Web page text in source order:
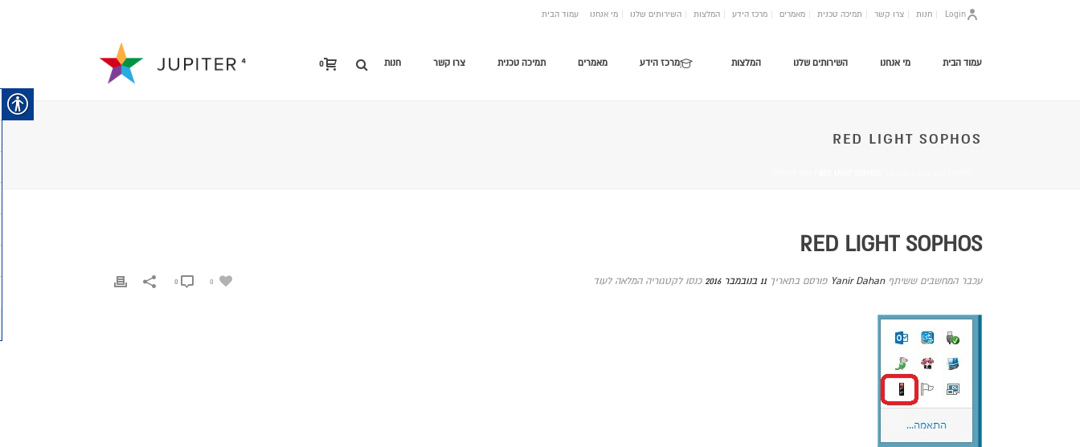
חנות צרו קשר תמיכה טכנית מאמרים מרכז הידע המלצות השירותים שלנו מי אנחנו עמוד הבית Login
חנות צרו קשר תמיכה טכנית מאמרים מרכז הידע המלצות השירותים שלנו מי אנחנו עמוד הבית 0
RED LIGHT SOPHOS
RED LIGHT SOPHOS
עכבר המחשבים ששיתףYanir Dahan פורסם בתאריך11 בנובמבר 2016 כנסו לקטגוריה המלאה לעוד 0